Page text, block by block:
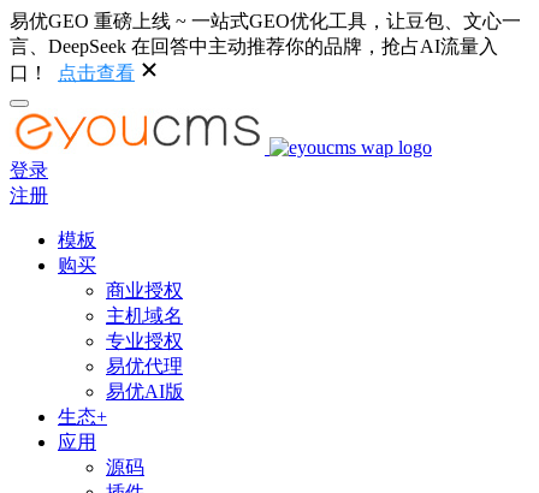
易优GEO 重磅上线 ~ 一站式GEO优化工具，让豆包、文心一
言、DeepSeek 在回答中主动推荐你的品牌，抢占AI流量入
口！
点击查看
登录
注册
模板
购买
商业授权
主机域名
专业授权
易优代理
易优AI版
生态+
应用
源码